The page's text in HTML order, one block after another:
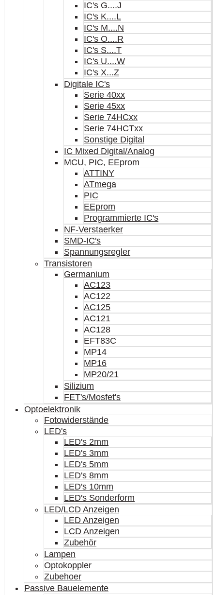
IC's G....J
IC's K....L
IC's M....N
IC's O....R
IC's S....T
IC's U....W
IC's X...Z
Digitale IC's
Serie 40xx
Serie 45xx
Serie 74HCxx
Serie 74HCTxx
Sonstige Digital
IC Mixed Digital/Analog
MCU, PIC, EEprom
ATTINY
ATmega
PIC
EEprom
Programmierte IC's
NF-Verstaerker
SMD-IC's
Spannungsregler
Transistoren
Germanium
AC123
AC122
AC125
AC121
AC128
EFT83C
MP14
MP16
MP20/21
Silizium
FET's/Mosfet's
Optoelektronik
Fotowiderstände
LED's
LED's 2mm
LED's 3mm
LED's 5mm
LED's 8mm
LED's 10mm
LED's Sonderform
LED/LCD Anzeigen
LED Anzeigen
LCD Anzeigen
Zubehör
Lampen
Optokoppler
Zubehoer
Passive Bauelemente